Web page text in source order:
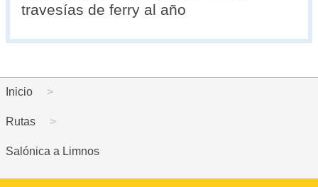
travesías de ferry al año
Inicio
Rutas
Salónica a Limnos